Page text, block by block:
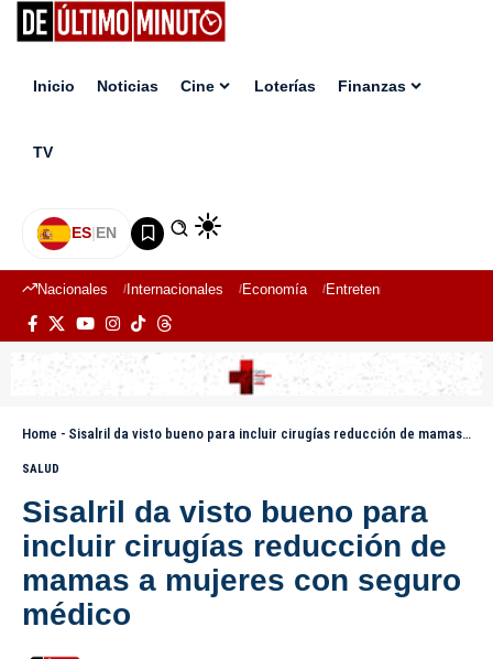
Inicio Noticias Cine Loterías Finanzas
TV
ES|EN
Nacionales Internacionales Economía Entretenimiento
Home - Sisalril da visto bueno para incluir cirugías reducción de mamas a mujeres con seguro médico
SALUD
Sisalril da visto bueno para
incluir cirugías reducción de
mamas a mujeres con seguro
médico